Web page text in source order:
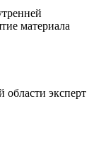
материала
эксперт